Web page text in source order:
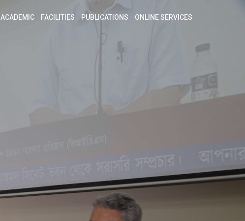
ACADEMIC FACILITIES PUBLICATIONS ONLINE SERVICES